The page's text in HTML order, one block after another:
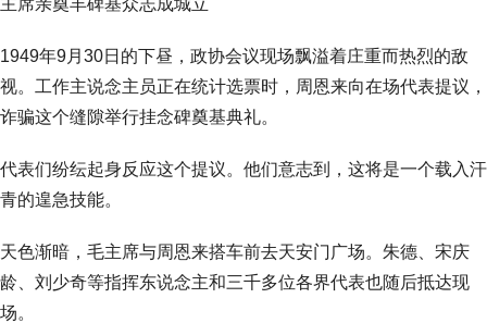
主席亲奠丰碑基众志成城立
1949年9月30日的下昼，政协会议现场飘溢着庄重而热烈的敌
视。工作主说念主员正在统计选票时，周恩来向在场代表提议，
诈骗这个缝隙举行挂念碑奠基典礼。
代表们纷纭起身反应这个提议。他们意志到，这将是一个载入汗
青的遑急技能。
天色渐暗，毛主席与周恩来搭车前去天安门广场。朱德、宋庆
龄、刘少奇等指挥东说念主和三千多位各界代表也随后抵达现
场。